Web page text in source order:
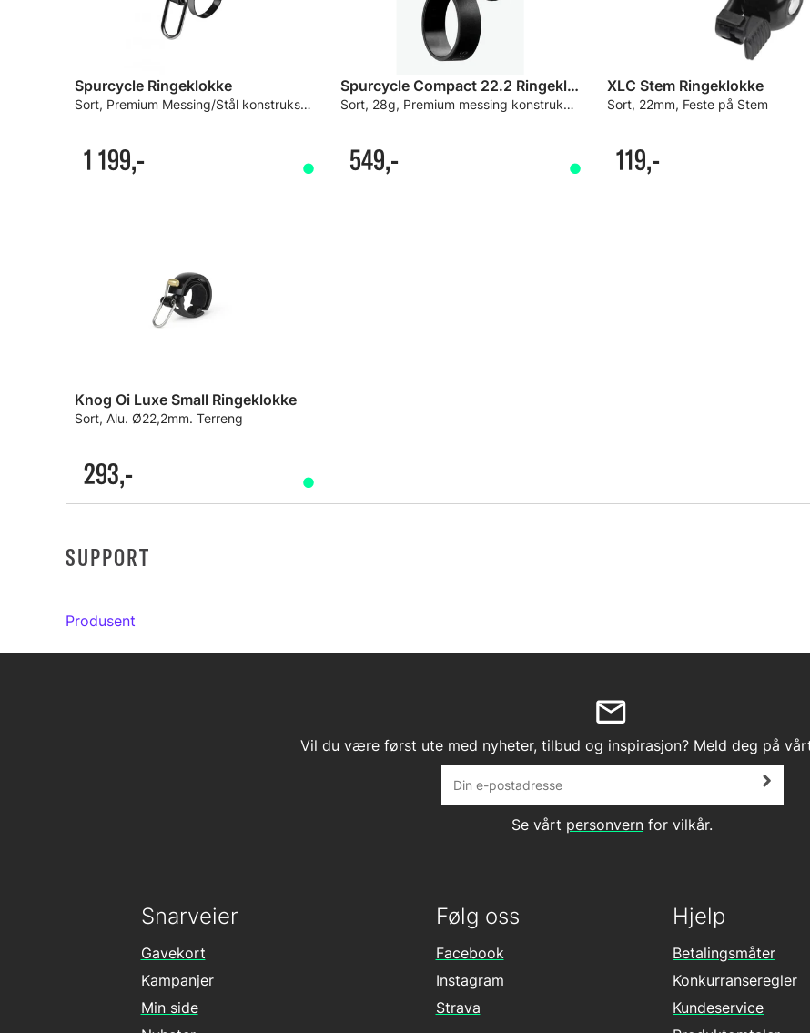
Spurcycle Ringeklokke
Sort, Premium Messing/Stål konstruksjon
1 199,-
Spurcycle Compact 22.2 Ringeklokke
Sort, 28g, Premium messing konstruksjon
549,-
XLC Stem Ringeklokke
Sort, 22mm, Feste på Stem
119,-
Knog Oi Luxe Small Ringeklokke
Sort, Alu. Ø22,2mm. Terreng
293,-
SUPPORT
Produsent
Vil du være først ute med nyheter, tilbud og inspirasjon? Meld deg på
Se vårt personvernfor vilkår.
Følg oss
Facebook
Instagram
Strava
Hjelp
Betalingsmåter
Konkurranseregler
Kundeservice
Snarveier
Gavekort
Kampanjer
Min side